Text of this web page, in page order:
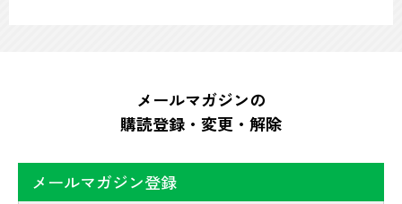
メールマガジンの
購読登録・変更・解除
メールマガジン登録